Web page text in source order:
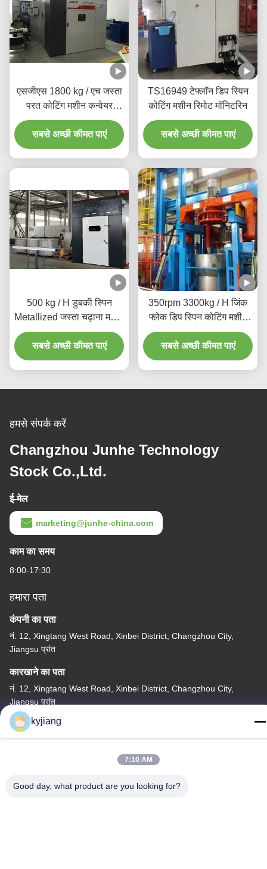
एसजीएस 1800 kg / एच जस्ता
परत कोटिंग मशीन कन्वेयर
वितरक के साथ
सबसे अच्छी कीमत पाएं
TS16949 टेफ्लॉन डिप स्पिन
कोटिंग मशीन रिमोट मॉनिटरिन
सबसे अच्छी कीमत पाएं
500 kg / H डुबकी स्पिन
Metallized जस्ता चढ़ाना मशीन
झुकाव प्रकार
सबसे अच्छी कीमत पाएं
350rpm 3300kg / H जिंक
फ्लेक डिप स्पिन कोटिंग मशीन
उच्च एकरूपता
सबसे अच्छी कीमत पाएं
हमसे संपर्क करें
Changzhou Junhe Technology
Stock Co.,Ltd.
ई-मेल
marketing@junhe-china.com
काम का समय
8:00-17:30
हमारा पता
कंपनी का पता
नं. 12, Xingtang West Road, Xinbei District, Changzhou City,
Jiangsu प्रांत
कारखाने का पता
नं. 12, Xingtang West Road, Xinbei District, Changzhou City,
Jiangsu प्रांत
टेलीफोन
86-133-8280-7820
kyjiang
7:10 AM
Good day, what product are you looking for?